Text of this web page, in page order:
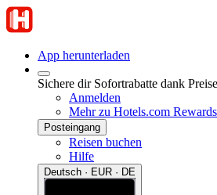
App herunterladen
Sichere dir Sofortrabatte dank
Anmelden
Mehr zu Hotels.com Rewards
Posteingang
Reisen buchen
Hilfe
Deutsch · EUR · DE